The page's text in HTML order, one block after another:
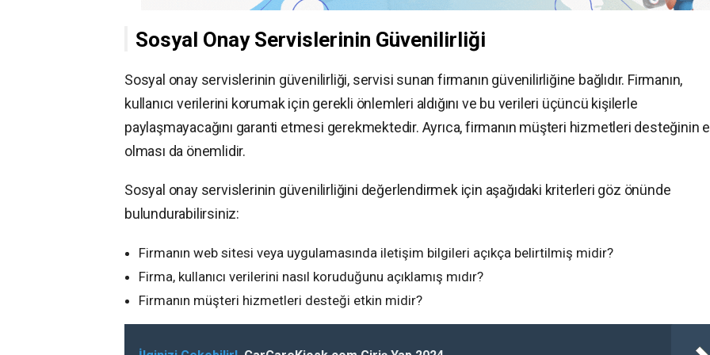
Sosyal Onay Servislerinin Güvenilirliği
Sosyal onay servislerinin güvenilirliği, servisi sunan firmanın güvenilirliğine bağlıdır. Firmanın,
kullanıcı verilerini korumak için gerekli önlemleri aldığını ve bu verileri üçüncü kişilerle
paylaşmayacağını garanti etmesi gerekmektedir. Ayrıca, firmanın müşteri hizmetleri desteğinin
olması da önemlidir.
Sosyal onay servislerinin güvenilirliğini değerlendirmek için aşağıdaki kriterleri göz önünde
bulundurabilirsiniz:
Firmanın web sitesi veya uygulamasında iletişim bilgileri açıkça belirtilmiş midir?
Firma, kullanıcı verilerini nasıl koruduğunu açıklamış mıdır?
Firmanın müşteri hizmetleri desteği etkin midir?